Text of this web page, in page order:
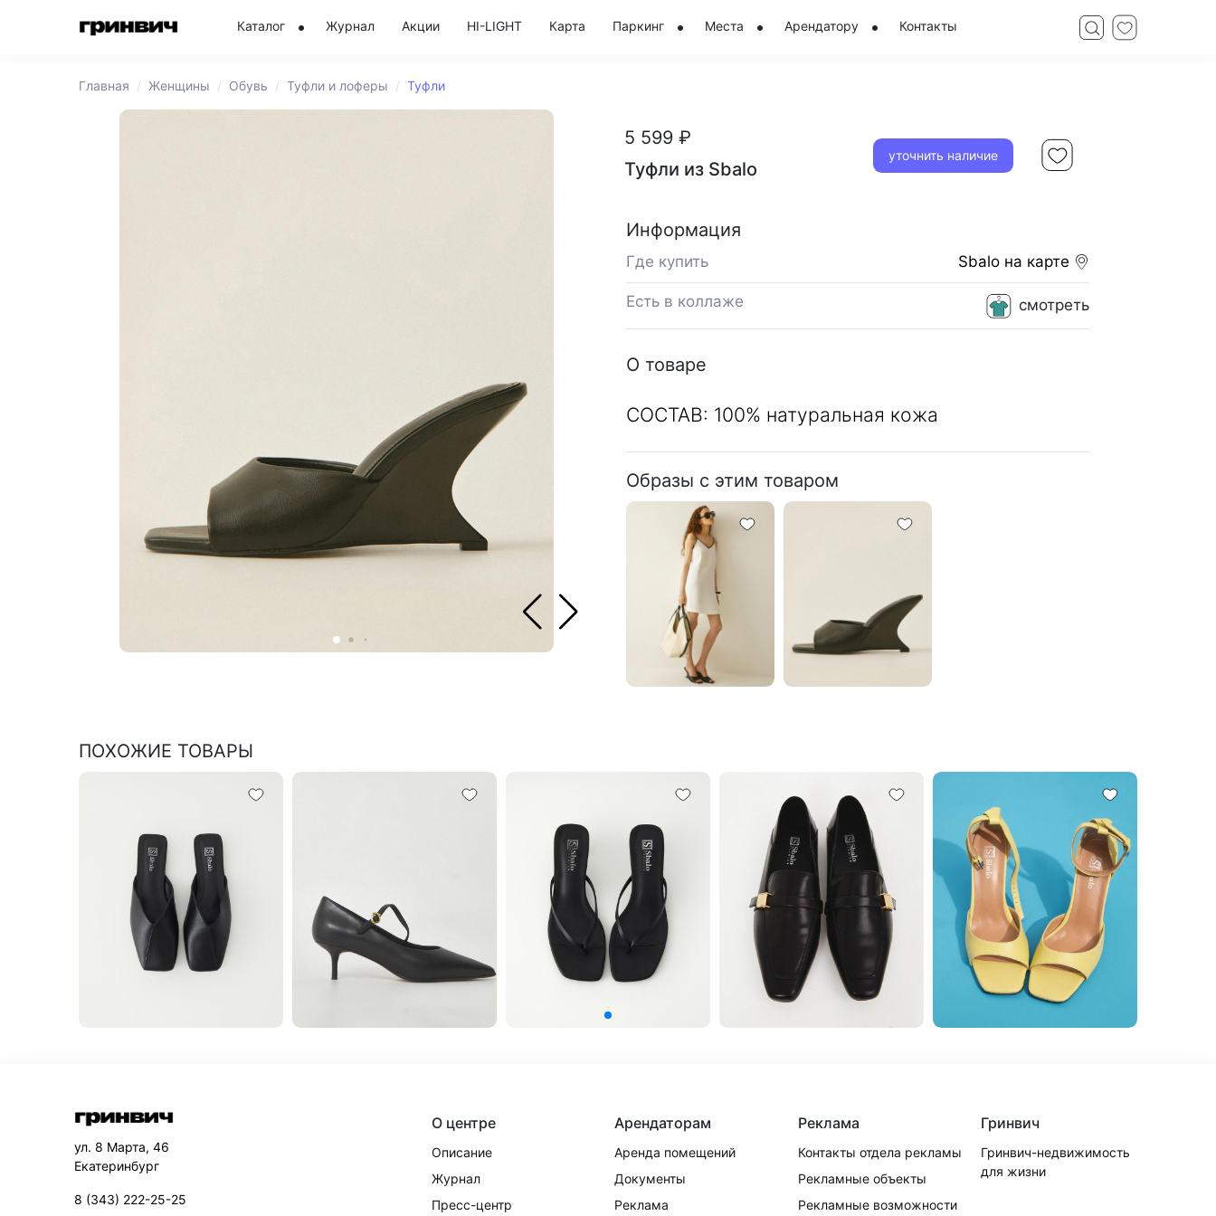
Каталог Журнал Акции HI-LIGHT Карта Паркинг Места Арендатору Контакты
Главная Женщины Обувь Туфли и лоферы Туфли
5 599 ₽
Туфли из Sbalo
уточнить наличие
Информация
Sbalo на карте
Где купить
смотреть
Есть в коллаже
О товаре
СОСТАВ: 100% натуральная кожа
Образы с этим товаром
ПОХОЖИЕ ТОВАРЫ
ул. 8 Марта, 46
Екатеринбург
8 (343) 222-25-25
О центре
Описание
Журнал
Пресс-центр
Арендаторам
Аренда помещений
Документы
Реклама
Реклама
Контакты отдела рекламы
Рекламные объекты
Рекламные возможности
Гринвич
Гринвич-недвижимость
для жизни